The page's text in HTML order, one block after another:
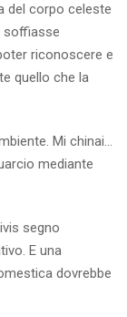
del corpo celeste
soffiasse
riconoscere e
quello che la
Mi chinai…
mediante
segno
E una
dovrebbe